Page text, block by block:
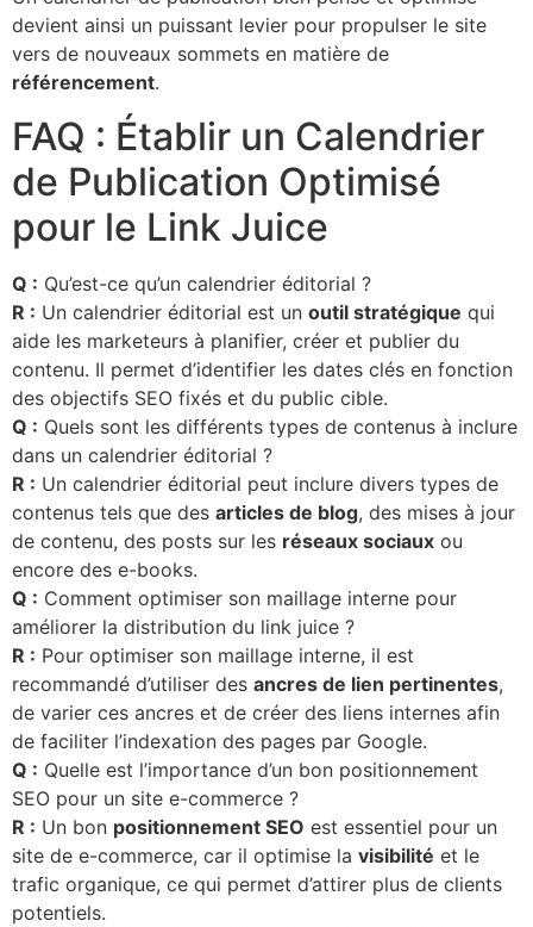
devient ainsi un puissant levier pour propulser le site
vers de nouveaux sommets en matière de
référencement.
FAQ : Établir un Calendrier
de Publication Optimisé
pour le Link Juice
Q : Qu’est-ce qu’un calendrier éditorial ?
R : Un calendrier éditorial est un outil stratégique qui
aide les marketeurs à planifier, créer et publier du
contenu. Il permet d’identifier les dates clés en fonction
des objectifs SEO fixés et du public cible.
Q : Quels sont les différents types de contenus à inclure
dans un calendrier éditorial ?
R : Un calendrier éditorial peut inclure divers types de
contenus tels que des articles de blog, des mises à jour
de contenu, des posts sur les réseaux sociaux ou
encore des e-books.
Q : Comment optimiser son maillage interne pour
améliorer la distribution du link juice ?
R : Pour optimiser son maillage interne, il est
recommandé d’utiliser des ancres de lien pertinentes,
de varier ces ancres et de créer des liens internes afin
de faciliter l’indexation des pages par Google.
Q : Quelle est l’importance d’un bon positionnement
SEO pour un site e-commerce ?
R : Un bon positionnement SEO est essentiel pour un
site de e-commerce, car il optimise la visibilité et le
trafic organique, ce qui permet d’attirer plus de clients
potentiels.